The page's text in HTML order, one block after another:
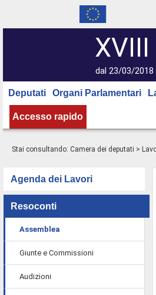
dal 23/03/
Deputati Organi Parlamentari
Accesso rapido
Stai consultando: Camera dei deputati >
Agenda dei Lavori
Resoconti
Assemblea
Giunte e Commissioni
Audizioni